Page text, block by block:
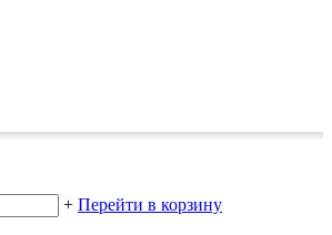
+ Перейти в корзину